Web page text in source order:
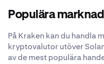
Populära
På Kraken kan du handla
kryptovalutor utöver
av de mest populära